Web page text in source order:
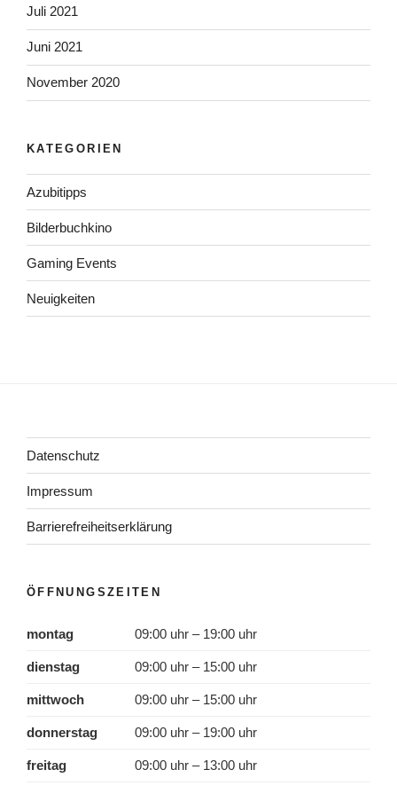
Juli 2021
Juni 2021
November 2020
KATEGORIEN
Azubitipps
Bilderbuchkino
Gaming Events
Neuigkeiten
Datenschutz
Impressum
Barrierefreiheitserklärung
ÖFFNUNGSZEITEN
montag 09:00 uhr – 19:00 uhr
dienstag 09:00 uhr – 15:00 uhr
mittwoch 09:00 uhr – 15:00 uhr
donnerstag 09:00 uhr – 19:00 uhr
freitag 09:00 uhr – 13:00 uhr